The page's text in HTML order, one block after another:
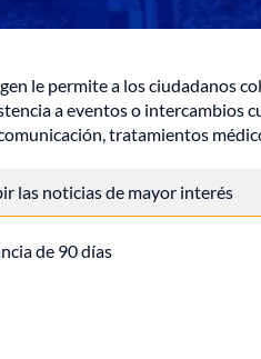
le permite a los ciudadanos
a eventos o intercambios
tratamientos
las noticias de mayor interés
de 90 días